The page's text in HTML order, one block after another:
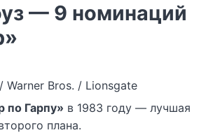
— 9 номинаций
Warner Bros. / Lionsgate
по Гарпу» в 1983 году — лучшая
плана.